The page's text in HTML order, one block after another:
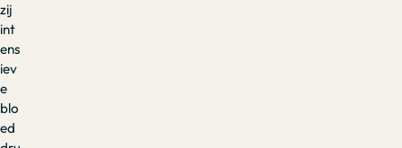
zij
int
ens
iev
e
blo
ed